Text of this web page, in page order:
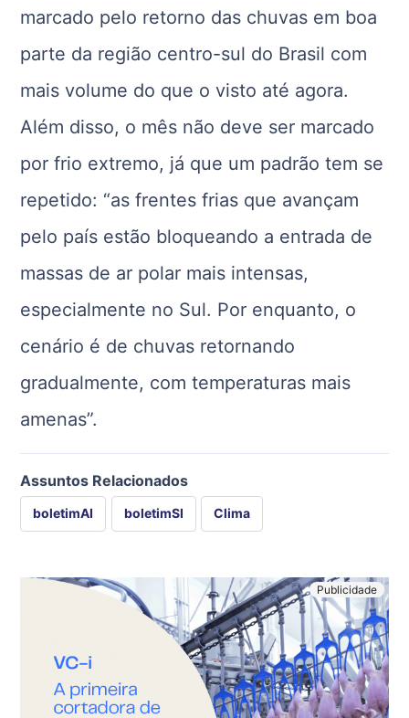
marcado pelo retorno das chuvas em boa
parte da região centro-sul do Brasil com
mais volume do que o visto até agora.
Além disso, o mês não deve ser marcado
por frio extremo, já que um padrão tem se
repetido: “as frentes frias que avançam
pelo país estão bloqueando a entrada de
massas de ar polar mais intensas,
especialmente no Sul. Por enquanto, o
cenário é de chuvas retornando
gradualmente, com temperaturas mais
amenas”.
Assuntos Relacionados
boletimAI boletimSI Clima